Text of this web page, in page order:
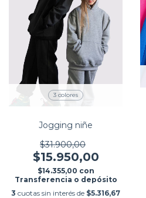
3 colores
Jogging niñe
$31.900,00
$15.950,00
$14.355,00 con
Transferencia o depósito
3 cuotas sin interés de $5.316,67